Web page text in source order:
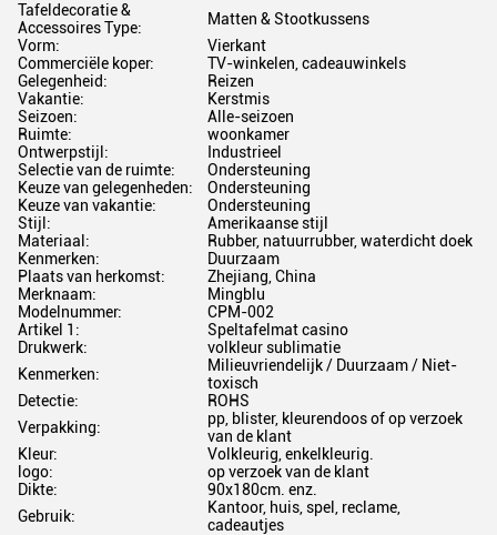
Tafeldecoratie &
Accessoires Type:
Matten & Stootkussens
Vorm:
Vierkant
Commerciële koper:
TV-winkelen, cadeauwinkels
Gelegenheid:
Reizen
Vakantie:
Kerstmis
Seizoen:
Alle-seizoen
Ruimte:
woonkamer
Ontwerpstijl:
Industrieel
Selectie van de ruimte:
Ondersteuning
Keuze van gelegenheden:
Ondersteuning
Keuze van vakantie:
Ondersteuning
Stijl:
Amerikaanse stijl
Materiaal:
Rubber, natuurrubber, waterdicht doek
Kenmerken:
Duurzaam
Plaats van herkomst:
Zhejiang, China
Merknaam:
Mingblu
Modelnummer:
CPM-002
Artikel 1:
Speltafelmat casino
Drukwerk:
volkleur sublimatie
Kenmerken:
Milieuvriendelijk / Duurzaam / Niet-
toxisch
Detectie:
ROHS
Verpakking:
pp, blister, kleurendoos of op verzoek
van de klant
Kleur:
Volkleurig, enkelkleurig.
logo:
op verzoek van de klant
Dikte:
90x180cm. enz.
Gebruik:
Kantoor, huis, spel, reclame,
cadeautjes